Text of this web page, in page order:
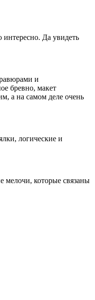
интересно. Да увидеть
и
бревно, макет
а на самом деле очень
логические и
мелочи, которые связаны